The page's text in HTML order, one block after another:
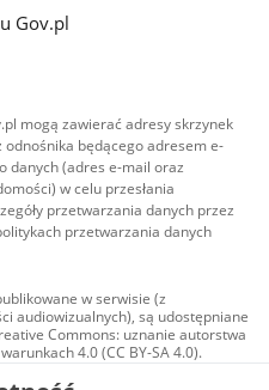
Gov.pl
mogą zawierać adresy skrzynek
będącego adresem e-
danych (adres e-mail oraz
w celu przesłania
przetwarzania danych przez
przetwarzania danych
w serwisie (z
audiowizualnych), są udostępniane
Commons: uznanie autorstwa
4.0 (CC BY-SA 4.0).
w tym zdjęcia, materiały